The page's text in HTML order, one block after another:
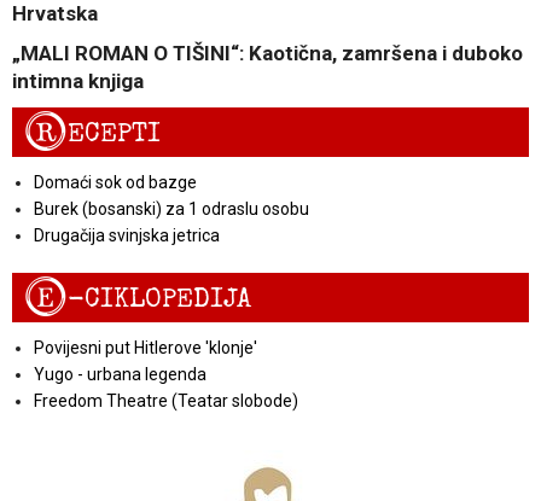
Hrvatska
„MALI ROMAN O TIŠINI“: Kaotična, zamršena i duboko
intimna knjiga
RECEPTI
Domaći sok od bazge
Burek (bosanski) za 1 odraslu osobu
Drugačija svinjska jetrica
E-CIKLOPEDIJA
Povijesni put Hitlerove 'klonje'
Yugo - urbana legenda
Freedom Theatre (Teatar slobode)